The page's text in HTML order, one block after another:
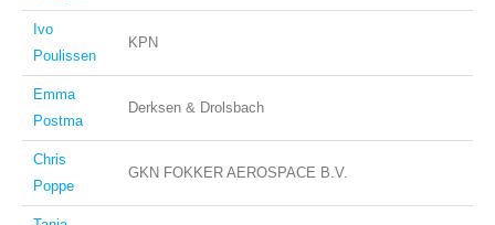
Ivo
Poulissen
KPN
Emma
Postma
Derksen & Drolsbach
Chris
Poppe
GKN FOKKER AEROSPACE B.V.